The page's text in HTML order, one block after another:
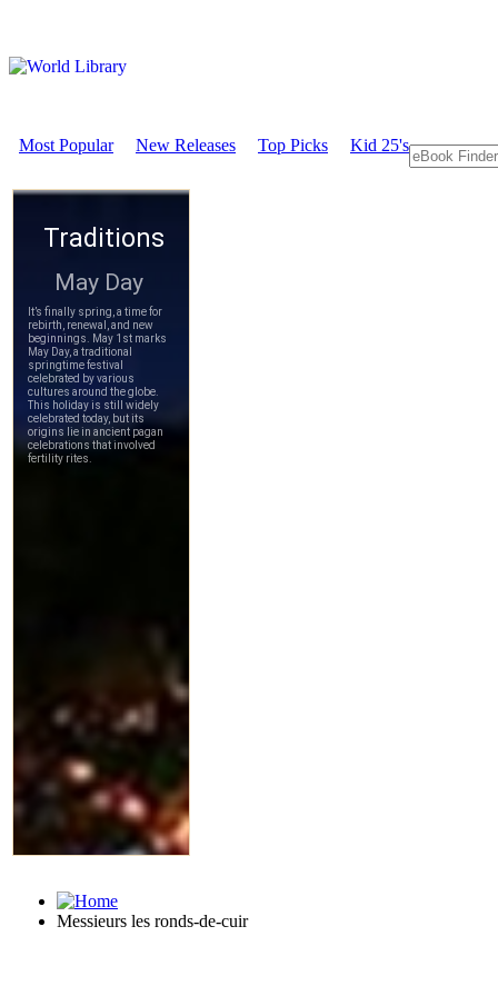
Most Popular New Releases Top Picks Kid 25's
Messieurs les ronds-de-cuir